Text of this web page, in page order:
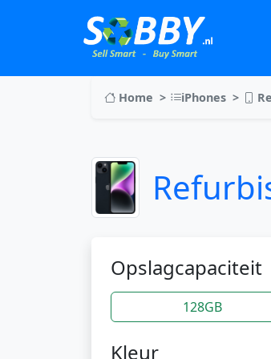
Home iPhones
Opslagcapaciteit
128GB
Kleur